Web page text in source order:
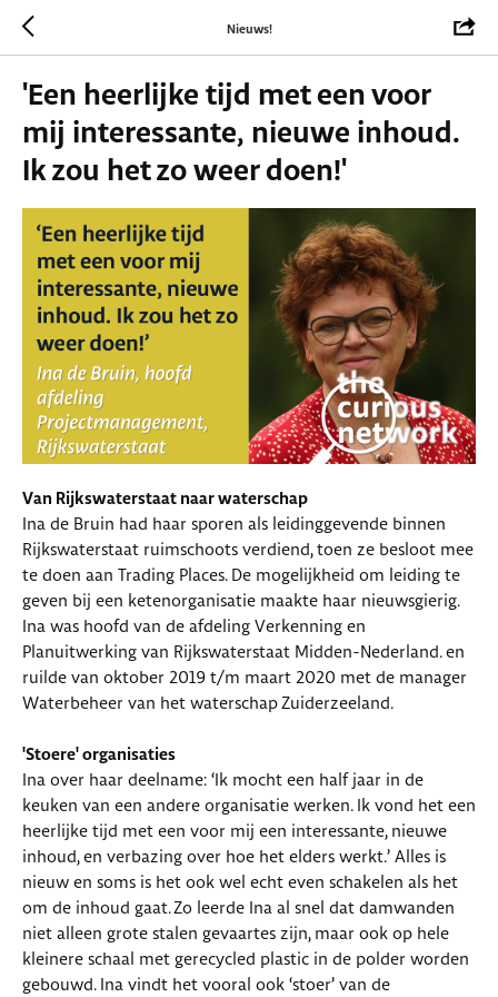
Nieuws!
'Een heerlijke tijd met een voor
mij interessante, nieuwe inhoud.
Ik zou het zo weer doen!'
Van Rijkswaterstaat naar waterschap
Ina de Bruin had haar sporen als leidinggevende binnen
Rijkswaterstaat ruimschoots verdiend, toen ze besloot mee
te doen aan Trading Places. De mogelijkheid om leiding te
geven bij een ketenorganisatie maakte haar nieuwsgierig.
Ina was hoofd van de afdeling Verkenning en
Planuitwerking van Rijkswaterstaat Midden-Nederland. en
ruilde van oktober 2019 t/m maart 2020 met de manager
Waterbeheer van het waterschap Zuiderzeeland.
'Stoere' organisaties
Ina over haar deelname: ‘Ik mocht een half jaar in de
keuken van een andere organisatie werken. Ik vond het een
heerlijke tijd met een voor mij een interessante, nieuwe
inhoud, en verbazing over hoe het elders werkt.’ Alles is
nieuw en soms is het ook wel echt even schakelen als het
om de inhoud gaat. Zo leerde Ina al snel dat damwanden
niet alleen grote stalen gevaartes zijn, maar ook op hele
kleinere schaal met gerecycled plastic in de polder worden
gebouwd. Ina vindt het vooral ook ‘stoer’ van de